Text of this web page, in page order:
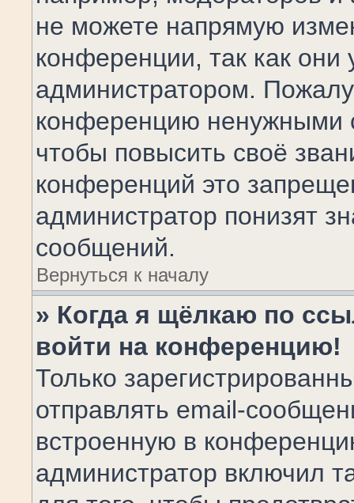
не можете напрямую
конференции, так как они
администратором.
конференцию ненужными
чтобы повысить своё
конференций это
администратор понизят
сообщений.
Вернуться к началу
» Когда я щёлкаю по
войти на конференцию!
Только
отправлять email-
встроенную в
администратор включил